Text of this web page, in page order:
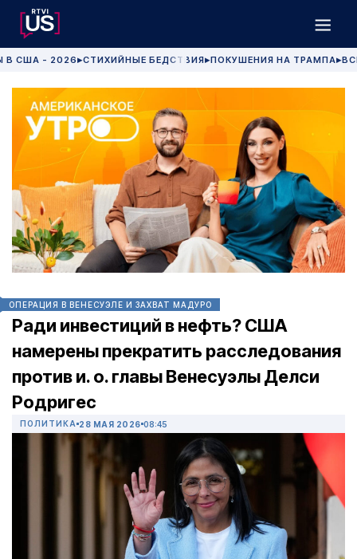
В США - 2026 ▶СТИХИЙНЫЕ БЕДСТВИЯ▶ПОКУШЕНИЯ НА ТРАМПА▶
ОПЕРАЦИЯ В ВЕНЕСУЭЛЕ И ЗАХВАТ МАДУРО
Ради инвестиций в нефть? США
намерены прекратить расследования
против и. о. главы Венесуэлы Делси
Родригес
ПОЛИТИКА 28 МАЯ 2026 08:45